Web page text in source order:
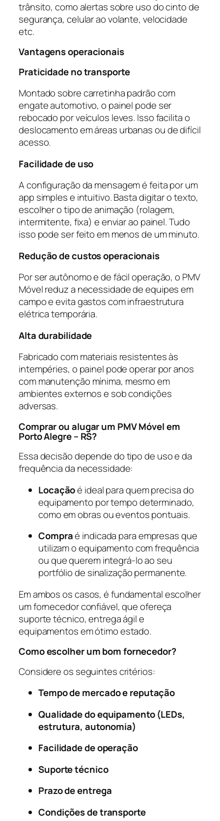
trânsito, como alertas sobre uso do cinto de
segurança, celular ao volante, velocidade
etc.
Vantagens operacionais
Praticidade no transporte
Montado sobre carretinha padrão com
engate automotivo, o painel pode ser
rebocado por veículos leves. Isso facilita o
deslocamento em áreas urbanas ou de difícil
acesso.
Facilidade de uso
A configuração da mensagem é feita por um
app simples e intuitivo. Basta digitar o texto,
escolher o tipo de animação (rolagem,
intermitente, fixa) e enviar ao painel. Tudo
isso pode ser feito em menos de um minuto.
Redução de custos operacionais
Por ser autônomo e de fácil operação, o PMV
Móvel reduz a necessidade de equipes em
campo e evita gastos com infraestrutura
elétrica temporária.
Alta durabilidade
Fabricado com materiais resistentes às
intempéries, o painel pode operar por anos
com manutenção mínima, mesmo em
ambientes externos e sob condições
adversas.
Comprar ou alugar um PMV Móvel em
Porto Alegre – RS?
Essa decisão depende do tipo de uso e da
frequência da necessidade:
Locaçãoé ideal para quem precisa do
equipamento por tempo determinado,
como em obras ou eventos pontuais.
Compraé indicada para empresas que
utilizam o equipamento com frequência
ou que querem integrá-lo ao seu
portfólio de sinalização permanente.
Em ambos os casos, é fundamental escolher
um fornecedor confiável, que ofereça
suporte técnico, entrega ágil e
equipamentos em ótimo estado.
Como escolher um bom fornecedor?
Considere os seguintes critérios:
Tempo de mercado e reputação
Qualidade do equipamento (LEDs,
estrutura, autonomia)
Facilidade de operação
Suporte técnico
Prazo de entrega
Condições de transporte